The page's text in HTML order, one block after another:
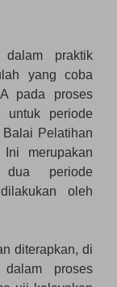
dalam praktik
yang coba
pada proses
untuk periode
Pelatihan
merupakan
periode
oleh
diterapkan, di
proses